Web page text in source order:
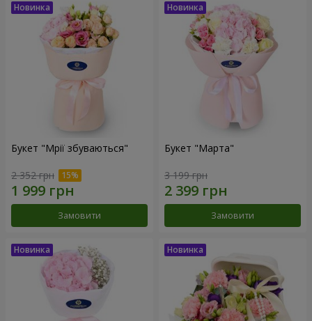
Букет "Мрії збуваються"
2 352 грн
Замовити
Букет "Марта"
3 199 грн
Замовити